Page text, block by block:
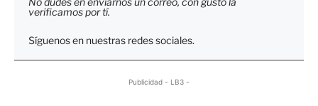
verificamos por tí.
Síguenos en nuestras redes sociales.
Publicidad - LB3 -